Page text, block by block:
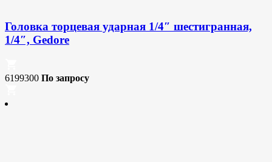
Головка торцевая ударная 1/4″ шестигранная,
1/4″, Gedore
6199300 По запросу